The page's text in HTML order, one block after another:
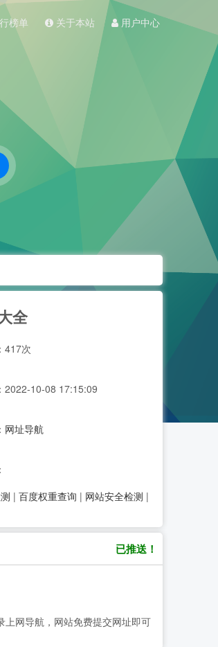
榜单 关于本站 用户中心
全
417次
2022-10-08 17:15:09
网址导航
| 百度权重查询 | 网站安全检测 |
已推送！
上网导航，网站免费提交网址即可